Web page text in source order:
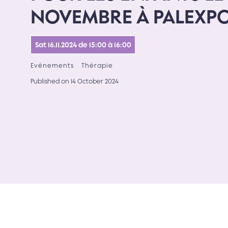
NOVEMBRE À
Sat 16.11.2024 de 15:00 à 16:00
Evénements Thérapie
Published on 14 October 2024